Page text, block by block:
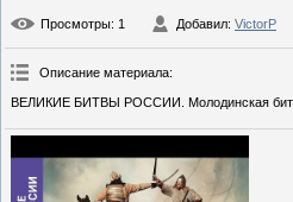
Просмотры: 1 Добавил: VictorP
Описание материала:
ВЕЛИКИЕ БИТВЫ РОССИИ. Молодинская